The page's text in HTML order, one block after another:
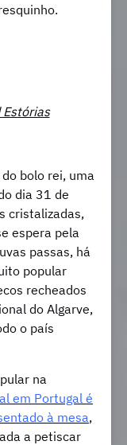
Estórias
bolo rei, uma
dia 31 de
cristalizadas,
espera pela
passas, há
popular
recheados
do Algarve,
o país
na
em Portugal é
à mesa,
a petiscar